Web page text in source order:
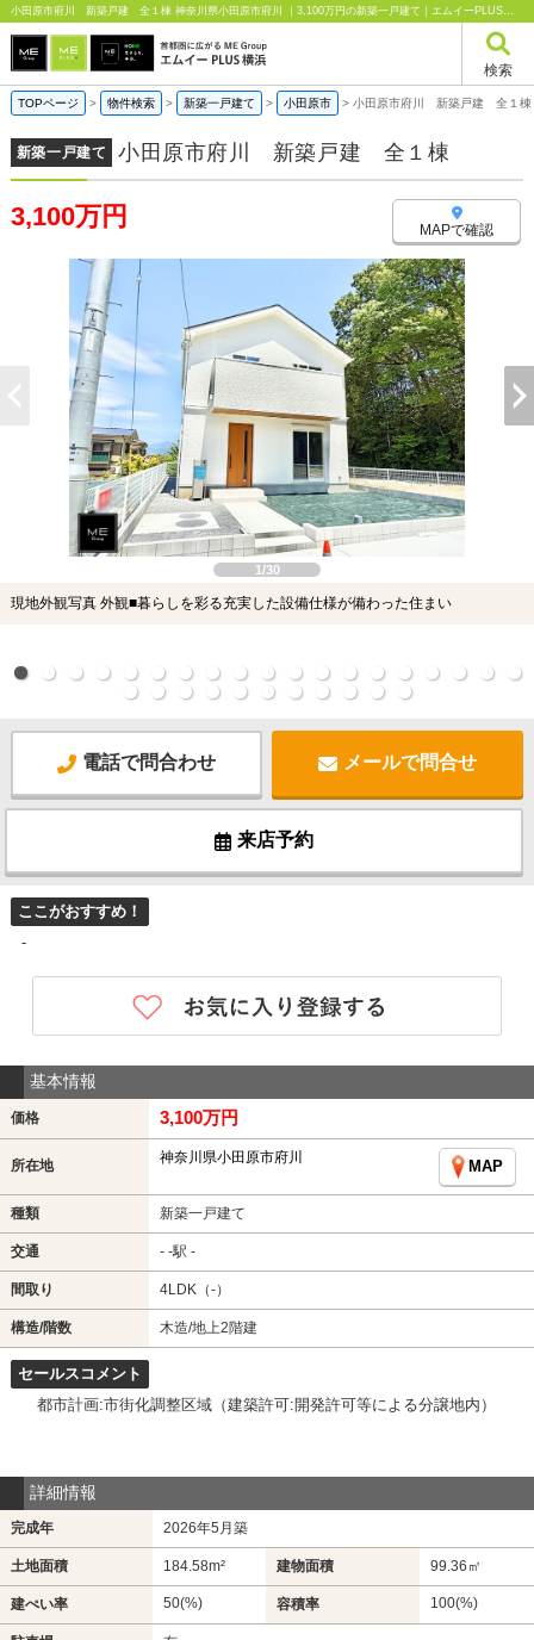
小田原市府川 新築戸建 全１棟 神奈川県小田原市府川 ｜3,100万円の新築一戸建て｜エムイーPLUS横浜
検索
TOPページ > 物件検索 > 新築一戸建て > 小田原市 > 小田原市府川 新築戸建 全１棟
新築一戸建て 小田原市府川 新築戸建 全１棟
3,100万円 MAPで確認
1/30
現地外観写真 外観■暮らしを彩る充実した設備仕様が備わった住まい
電話で問合わせ メールで問合せ
来店予約
ここがおすすめ！
-
基本情報
価格 3,100万円
所在地 神奈川県小田原市府川
MAP
種類 新築一戸建て
交通 - -駅 -
間取り 4LDK（-）
構造/階数 木造/地上2階建
セールスコメント
都市計画:市街化調整区域（建築許可:開発許可等による分譲地内）
詳細情報
完成年 2026年5月築
土地面積 184.58m² 建物面積 99.36㎡
建ぺい率 50(%) 容積率 100(%)